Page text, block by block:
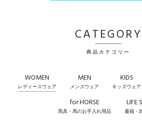
CATEGORY
商品カテゴリー
WOMEN
レディースウェア
MEN
メンズウェア
KIDS
キッズウェア
for HORSE
馬具・馬のお手入れ用品
LIFE
書籍・